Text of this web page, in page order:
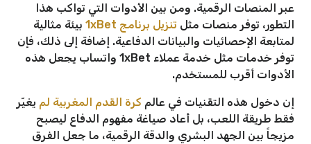
عبر المنصات الرقمية. ومن بين الأدوات التي تواكب هذا
التطور، توفر منصات مثل تنزيل برنامج 1xBet
بيئة مثالية
لمتابعة الإحصائيات والبيانات الدفاعية. إضافة إلى ذلك، فإن
توفر خدمات مثل خدمة عملاء 1xBet واتساب يجعل هذه
الأدوات أقرب للمستخدم.
إن دخول هذه التقنيات في عالم كرة القدم المغربية لم يغيّر
فقط طريقة اللعب، بل أعاد صياغة مفهوم الدفاع ليصبح
مزيجاً بين الجهد البشري والدقة الرقمية، ما جعل الفرق